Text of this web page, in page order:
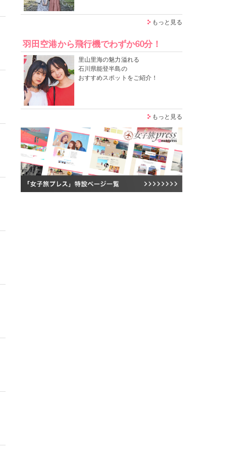
もっと見る
羽田空港から飛行機でわずか60分！
里山里海の魅力溢れる
石川県能登半島の
おすすめスポットをご紹介！
もっと見る